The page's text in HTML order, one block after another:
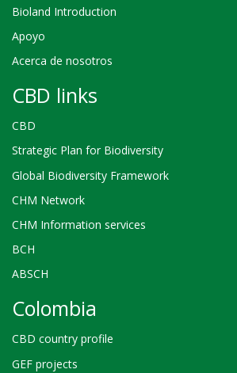
Bioland Introduction
Apoyo
Acerca de nosotros
CBD links
CBD
Strategic Plan for Biodiversity
Global Biodiversity Framework
CHM Network
CHM Information services
BCH
ABSCH
Colombia
CBD country profile
GEF projects